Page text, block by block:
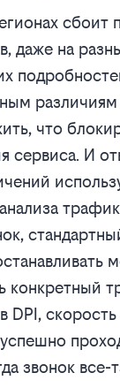
сбоит
даже на
что
сервиса. И
конкретный
DPI,
успешно
звонок все-